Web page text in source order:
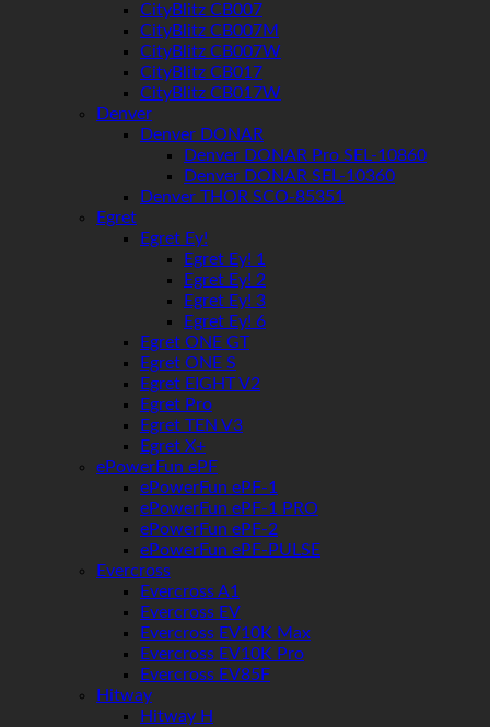
CityBlitz CB007
CityBlitz CB007M
CityBlitz CB007W
CityBlitz CB017
CityBlitz CB017W
Denver
Denver DONAR
Denver DONAR Pro SEL-10860
Denver DONAR SEL-10360
Denver THOR SCO-85351
Egret
Egret Ey!
Egret Ey! 1
Egret Ey! 2
Egret Ey! 3
Egret Ey! 6
Egret ONE GT
Egret ONE S
Egret EIGHT V2
Egret Pro
Egret TEN V3
Egret X+
ePowerFun ePF
ePowerFun ePF-1
ePowerFun ePF-1 PRO
ePowerFun ePF-2
ePowerFun ePF-PULSE
Evercross
Evercross A1
Evercross EV
Evercross EV10K Max
Evercross EV10K Pro
Evercross EV85F
Hitway
Hitway H